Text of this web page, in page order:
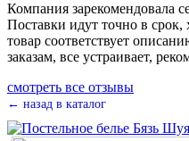
Компания зарекомендовала
Поставки идут точно в срок,
товар соответствует
заказам, все устраивает,
смотреть все отзывы
← назад в каталог